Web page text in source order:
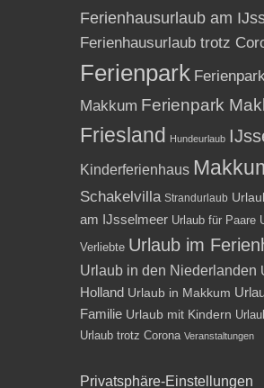
Ferienhausurlaub am
Ferienhausurlaub trotz
Ferienpark
Makkum Ferienpark
Friesland Hundeurlaub
Kinderferienhaus
Schakelvilla Strandurlaub
am IJsselmeer Urlaub für Paare
Verliebte Urlaub im
Urlaub in den Niederlanden
Holland Urlaub in Makkum
Familie Urlaub mit Kindern
Urlaub trotz Corona Veranstaltungen
Privatsphäre-Einstellungen